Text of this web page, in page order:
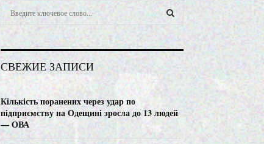
S
e
a
r
c
h
f
o
r
:
S
E
A
R
C
СВЕЖИЕ ЗАПИСИ
Кількість поранених через удар по
підприємству на Одещині зросла до 13 людей
— ОВА